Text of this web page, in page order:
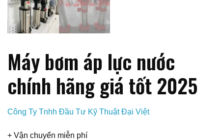
Máy bơm áp lực nước
chính hãng giá tốt 2025
Công Ty Tnhh Đầu Tư Kỹ Thuật Đại Việt
+ Vận chuyển miễn phí